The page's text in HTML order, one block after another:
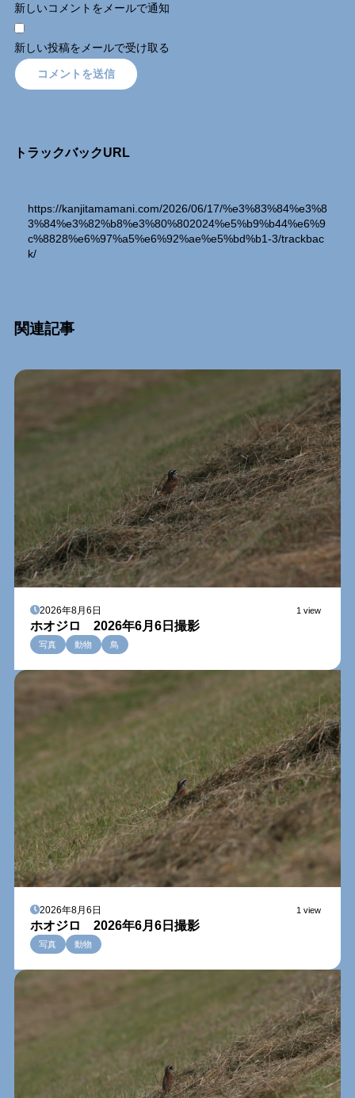
新しいコメントをメールで通知
新しい投稿をメールで受け取る
トラックバックURL
https://kanjitamamani.com/2026/06/17/%e3%83%84%e3%8
3%84%e3%82%b8%e3%80%802024%e5%b9%b44%e6%9
c%8828%e6%97%a5%e6%92%ae%e5%bd%b1-3/trackbac
k/
関連記事Relation Entry
2026年8月6日 1 view
ホオジロ 2026年6月6日撮影
写真 動物 鳥
2026年8月6日 1 view
ホオジロ 2026年6月6日撮影
写真 動物